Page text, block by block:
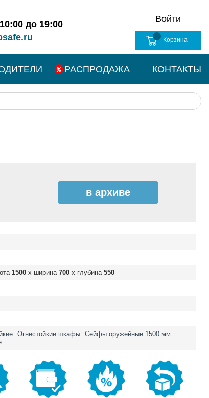
Войти
Корзина
до 19:00
РАСПРОДАЖА КОНТАКТЫ
в архиве
1500х ширина 700х глубина 550
Огнестойкие шкафы
Сейфы оружейные 1500 мм